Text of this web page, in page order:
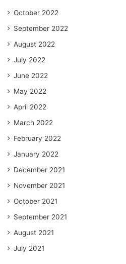
October 2022
September 2022
August 2022
July 2022
June 2022
May 2022
April 2022
March 2022
February 2022
January 2022
December 2021
November 2021
October 2021
September 2021
August 2021
July 2021